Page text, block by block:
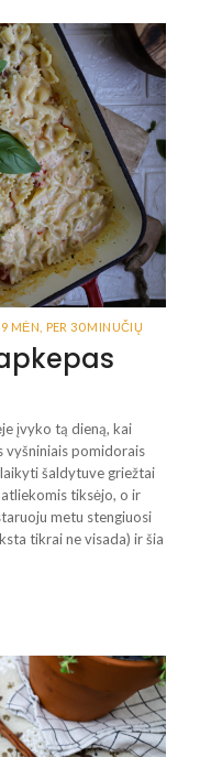
MĖN PER 30 MINUČIŲ
įvyko tą dieną, kai
vyšniniais pomidorais
šaldytuve griežtai
tiksėjo, o ir
metu stengiuosi
tikrai ne visada) ir šia